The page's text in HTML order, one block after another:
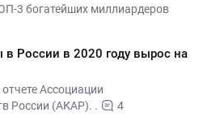
3 богатейших миллиардеров
России в 2020 году вырос на
Ассоциации
России (АКАР). .
4